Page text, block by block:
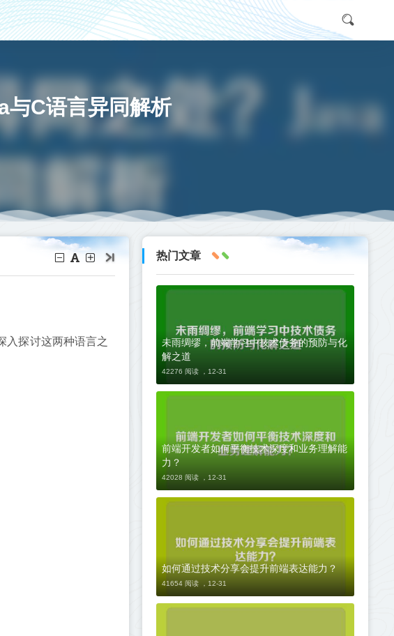
C语言异同解析
入探讨这两种语言之
热门文章
未雨绸缪，前端学习中技术债务的预防与化
解之道
42276 阅读 ， 12-31
前端开发者如何平衡技术深度和业务理解能
力？
42028 阅读 ， 12-31
如何通过技术分享会提升前端表达能力？
41654 阅读 ， 12-31